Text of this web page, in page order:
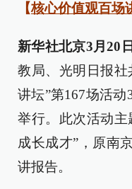
【核心价值观百场
新华社北京3月20
教局、光明日报社
讲坛”第167场活
举行。此次活动主
成长成才”，原南
讲报告。